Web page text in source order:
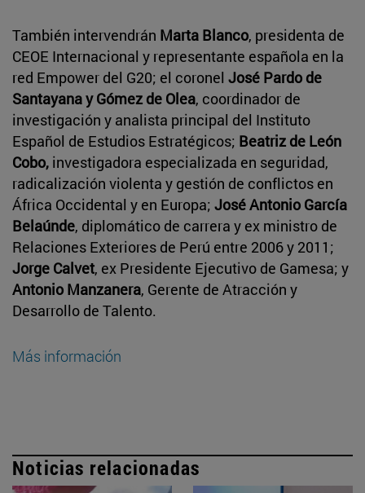
También intervendrán Marta Blanco, presidenta de
CEOE Internacional y representante española en la
red Empower del G20; el coronel José Pardo de
Santayana y Gómez de Olea, coordinador de
investigación y analista principal del Instituto
Español de Estudios Estratégicos; Beatriz de León
Cobo, investigadora especializada en seguridad,
radicalización violenta y gestión de conflictos en
África Occidental y en Europa; José Antonio García
Belaúnde, diplomático de carrera y ex ministro de
Relaciones Exteriores de Perú entre 2006 y 2011;
Jorge Calvet, ex Presidente Ejecutivo de Gamesa; y
Antonio Manzanera, Gerente de Atracción y
Desarrollo de Talento.
Más información
Noticias relacionadas